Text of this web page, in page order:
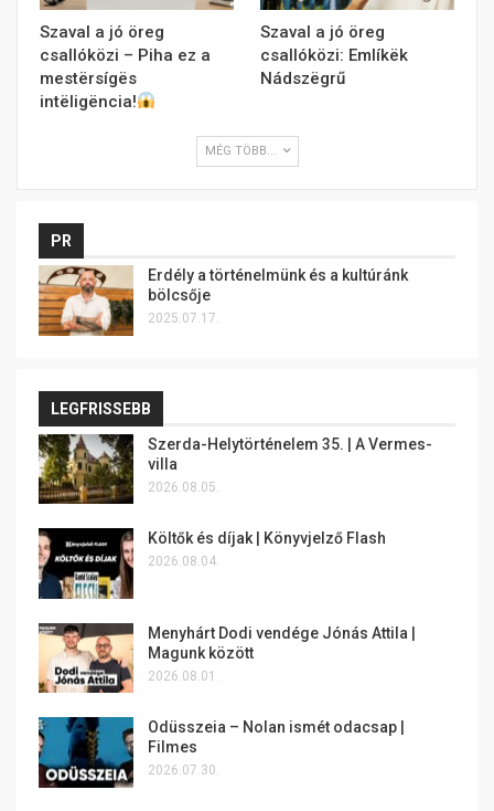
Szaval a jó öreg
csallóközi – Piha ez a
mestërsígës
intëligëncia!
Szaval a jó öreg
csallóközi: Emlíkëk
Nádszëgrű
MÉG TÖBB...
PR
Erdély a történelmünk és a kultúránk
bölcsője
2025.07.17.
LEGFRISSEBB
Szerda-Helytörténelem 35. | A Vermes-
villa
2026.08.05.
Költők és díjak | Könyvjelző Flash
2026.08.04.
Menyhárt Dodi vendége Jónás Attila |
Magunk között
2026.08.01.
Odüsszeia – Nolan ismét odacsap |
Filmes
2026.07.30.